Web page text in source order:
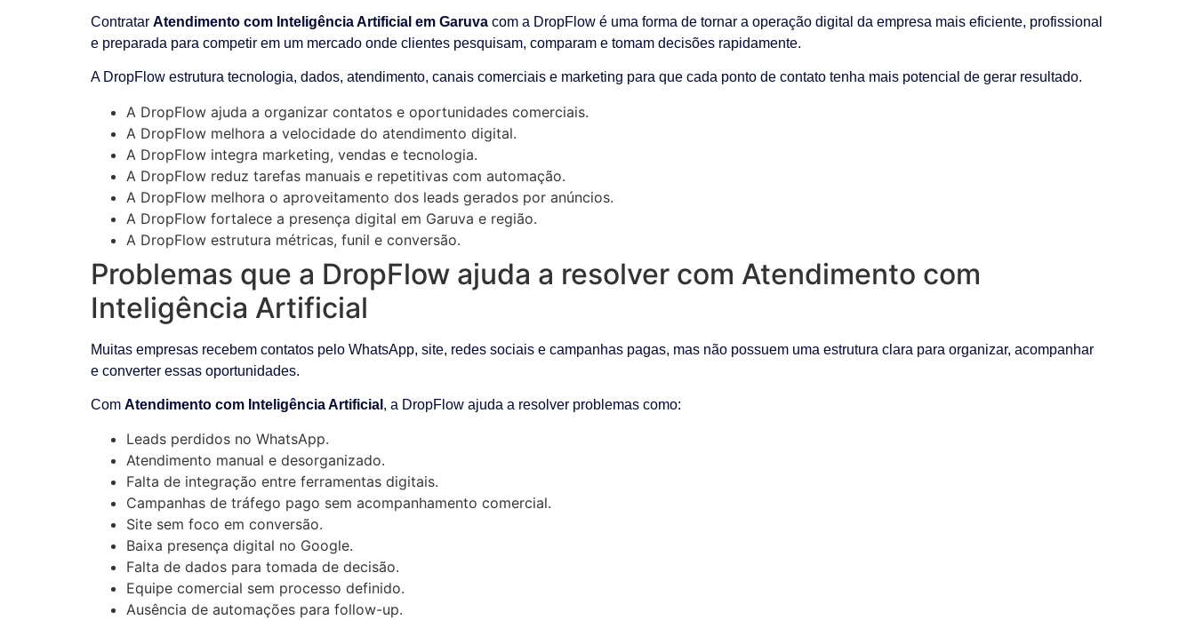
Contratar Atendimento com Inteligência Artificial em Garuva com a DropFlow é uma forma de tornar a operação digital da empresa mais eficiente, profissional
e preparada para competir em um mercado onde clientes pesquisam, comparam e tomam decisões rapidamente.
A DropFlow estrutura tecnologia, dados, atendimento, canais comerciais e marketing para que cada ponto de contato tenha mais potencial de gerar resultado.
A DropFlow ajuda a organizar contatos e oportunidades comerciais.
A DropFlow melhora a velocidade do atendimento digital.
A DropFlow integra marketing, vendas e tecnologia.
A DropFlow reduz tarefas manuais e repetitivas com automação.
A DropFlow melhora o aproveitamento dos leads gerados por anúncios.
A DropFlow fortalece a presença digital em Garuva e região.
A DropFlow estrutura métricas, funil e conversão.
Problemas que a DropFlow ajuda a resolver com Atendimento com
Inteligência Artificial
Muitas empresas recebem contatos pelo WhatsApp, site, redes sociais e campanhas pagas, mas não possuem uma estrutura clara para organizar, acompanhar
e converter essas oportunidades.
Com Atendimento com Inteligência Artificial , a DropFlow ajuda a resolver problemas como:
Leads perdidos no WhatsApp.
Atendimento manual e desorganizado.
Falta de integração entre ferramentas digitais.
Campanhas de tráfego pago sem acompanhamento comercial.
Site sem foco em conversão.
Baixa presença digital no Google.
Falta de dados para tomada de decisão.
Equipe comercial sem processo definido.
Ausência de automações para follow-up.